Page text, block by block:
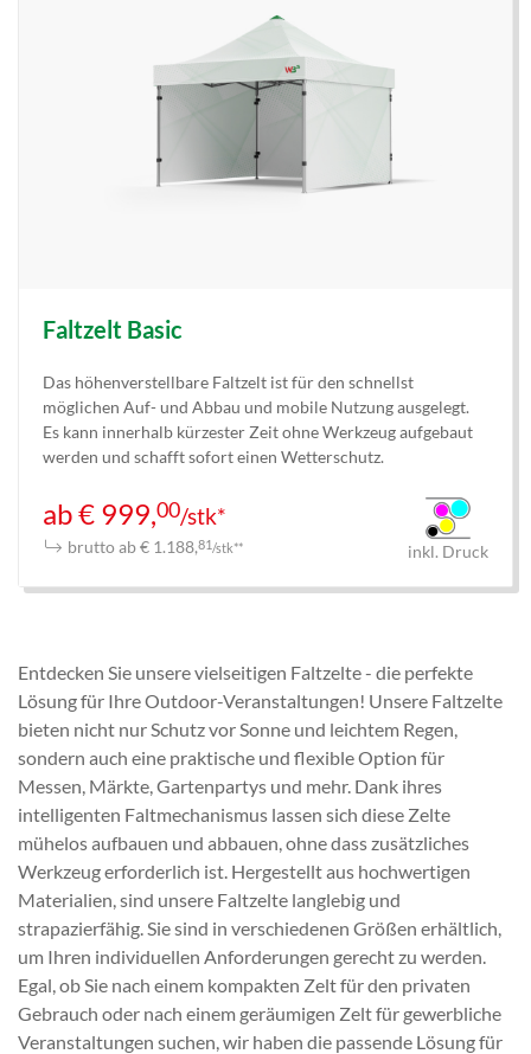
Faltzelt Basic
Das höhenverstellbare Faltzelt ist für den schnellst
möglichen Auf- und Abbau und mobile Nutzung ausgelegt.
Es kann innerhalb kürzester Zeit ohne Werkzeug aufgebaut
werden und schafft sofort einen Wetterschutz.
ab € 999,00/stk*
brutto ab € 1.188,81/stk** inkl. Druck
Entdecken Sie unsere vielseitigen Faltzelte - die perfekte
Lösung für Ihre Outdoor-Veranstaltungen! Unsere Faltzelte
bieten nicht nur Schutz vor Sonne und leichtem Regen,
sondern auch eine praktische und flexible Option für
Messen, Märkte, Gartenpartys und mehr. Dank ihres
intelligenten Faltmechanismus lassen sich diese Zelte
mühelos aufbauen und abbauen, ohne dass zusätzliches
Werkzeug erforderlich ist. Hergestellt aus hochwertigen
Materialien, sind unsere Faltzelte langlebig und
strapazierfähig. Sie sind in verschiedenen Größen erhältlich,
um Ihren individuellen Anforderungen gerecht zu werden.
Egal, ob Sie nach einem kompakten Zelt für den privaten
Gebrauch oder nach einem geräumigen Zelt für gewerbliche
Veranstaltungen suchen, wir haben die passende Lösung für